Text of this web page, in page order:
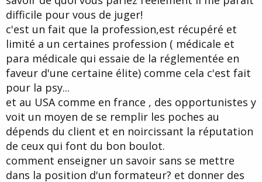
Connaissance !
Amicalement,
Belphégor
difficile pour vous de juger!
c'est un fait que la profession,est récupéré et
limité a un certaines profession ( médicale et
para médicale qui essaie de la réglementée en
faveur d'une certaine élite) comme cela c'est fait
pour la psy...
et au USA comme en france , des opportunistes y
voit un moyen de se remplir les poches au
dépends du client et en noircissant la réputation
de ceux qui font du bon boulot.
comment enseigner un savoir sans se mettre
dans la position d'un formateur? et donner des